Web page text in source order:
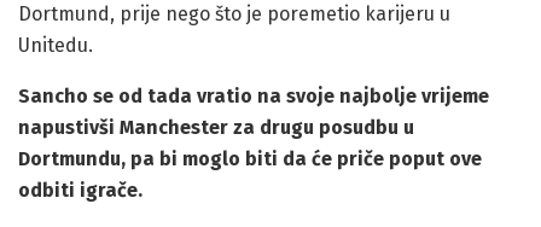
Dortmund, prije nego što je poremetio karijeru u
Unitedu.
Sancho se od tada vratio na svoje najbolje vrijeme
napustivši Manchester za drugu posudbu u
Dortmundu, pa bi moglo biti da će priče poput ove
odbiti igrače.